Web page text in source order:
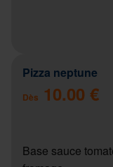
Pizza neptune
Dès 10.00 €
Base sauce